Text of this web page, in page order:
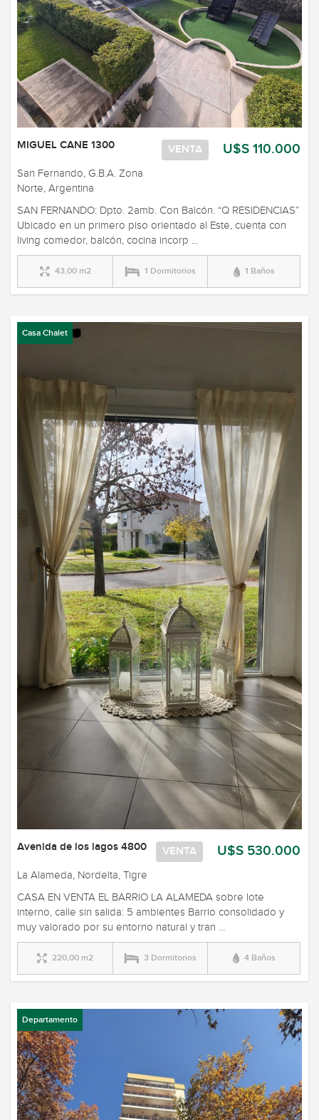
U$S 110.000
VENTA
MIGUEL CANE 1300
San Fernando, G.B.A. Zona
Norte, Argentina
SAN FERNANDO: Dpto. 2amb. Con Balcón. “Q RESIDENCIAS”
Ubicado en un primero piso orientado al Este, cuenta con
living comedor, balcón, cocina incorp ...
43,00 m2 1 Dormitorios 1 Baños
Casa Chalet
U$S 530.000
VENTA
Avenida de los lagos 4800
La Alameda, Nordelta, Tigre
CASA EN VENTA EL BARRIO LA ALAMEDA sobre lote
interno, calle sin salida: 5 ambientes Barrio consolidado y
muy valorado por su entorno natural y tran ...
220,00 m2 3 Dormitorios 4 Baños
Departamento